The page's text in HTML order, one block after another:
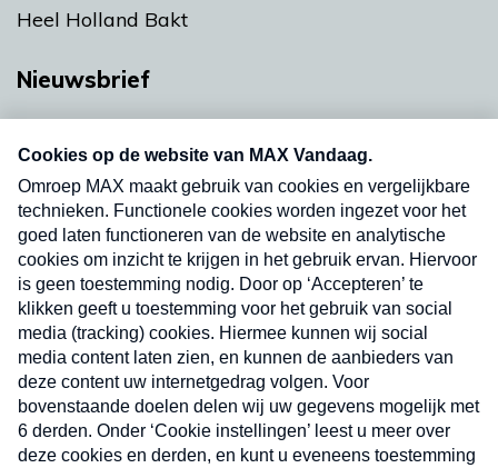
Heel Holland Bakt
Nieuwsbrief
nieuwsbrief. Elke vrijdag- en dinsdagochtend in
uw mailbox.
Verzend
Nieuwsbrief